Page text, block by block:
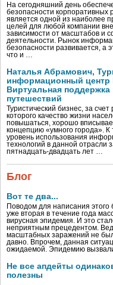
На сегодняшний день
безопасности корпоративных
является одной из наиболее
целей для любой компании вне
зависимости от масштабов и
деятельности. Рынок
безопасности развивается, а
что и …
Наталья Абрамович,
информационный центр
Виртуальная
путешествий
Туристический бизнес, за счет
которого качество жизни
повышаться, хорошо
концепцию «умного города». К
уровень использования
технологий в данной отрасли
пятнадцать-двадцать лет …
Блог
Вот те два...
Поводом для написания этого
уже вторая в течение года
вирусная эпидемия. И это
неприятным прецедентом.
масштабных заражений не
давно. Впрочем, данная
ожидаемой. Эпидемию
Не все апдейты
полезны